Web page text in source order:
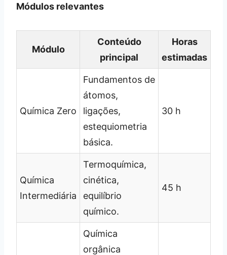
Módulos relevantes
Módulo
Conteúdo
principal
Horas
estimadas
Química Zero
Fundamentos de
átomos,
ligações,
estequiometria
básica.
30 h
Química
Intermediária
Termoquímica,
cinética,
equilíbrio
químico.
45 h
Química
orgânica